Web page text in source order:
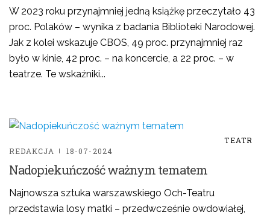
W 2023 roku przynajmniej jedną książkę przeczytało 43
proc. Polaków – wynika z badania Biblioteki Narodowej.
Jak z kolei wskazuje CBOS, 49 proc. przynajmniej raz
było w kinie, 42 proc. – na koncercie, a 22 proc. – w
teatrze. Te wskaźniki...
TEATR
REDAKCJA
18-07-2024
Nadopiekuńczość ważnym tematem
Najnowsza sztuka warszawskiego Och-Teatru
przedstawia losy matki – przedwcześnie owdowiałej,